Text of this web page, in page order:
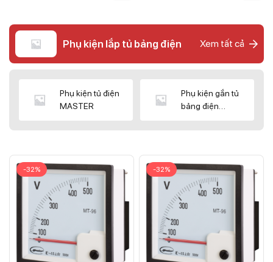
Phụ kiện lắp tủ bảng điện Xem tất cả
Phụ kiện tủ điện
MASTER
Phụ kiện gắn tủ
bảng điện
-32% -32%